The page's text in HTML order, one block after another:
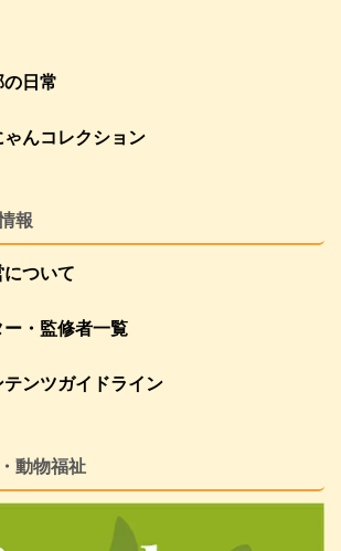
日常
んコレクション
報
ついて
・監修者一覧
ンツガイドライン
動物福祉